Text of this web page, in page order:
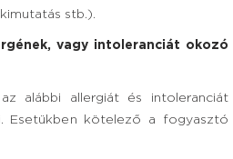
stb.).
vagy intoleranciát okozó
az alábbi allergiát és intoleranciát
Esetükben kötelező a fogyasztó